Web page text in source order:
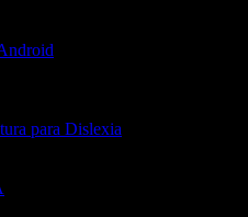
para Dislexia